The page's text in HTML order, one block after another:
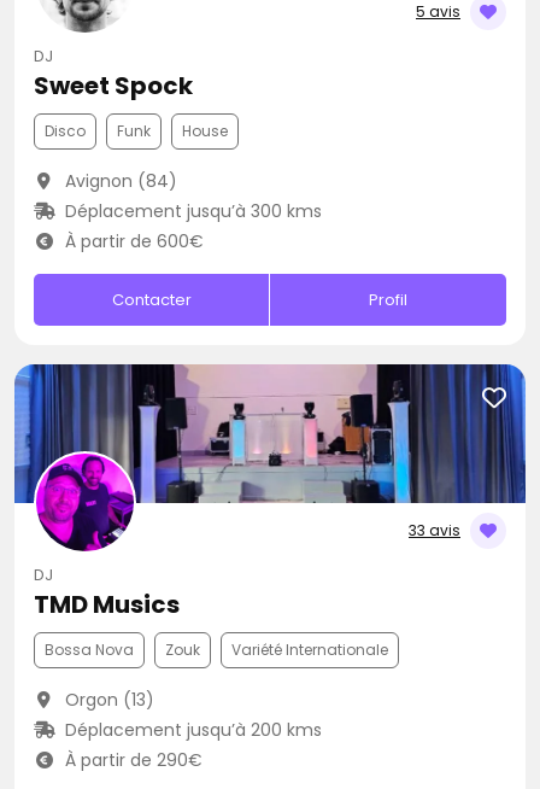
5 avis
DJ
Sweet Spock
Disco Funk House
Avignon (84)
Déplacement jusqu’à 300 kms
À partir de 600€
Contacter Profil
33 avis
DJ
TMD Musics
Bossa Nova Zouk Variété Internationale
Orgon (13)
Déplacement jusqu’à 200 kms
À partir de 290€